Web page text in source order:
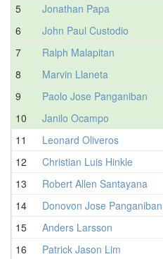
5
Jonathan Papa
6
John Paul Custodio
7
Ralph Malapitan
8
Marvin Llaneta
9
Paolo Jose Panganiban
10
Janilo Ocampo
11
Leonard Oliveros
12
Christian Luis Hinkle
13
Robert Allen Santayana
14
Donovon Jose Panganiban
15
Anders Larsson
16
Patrick Jason Lim